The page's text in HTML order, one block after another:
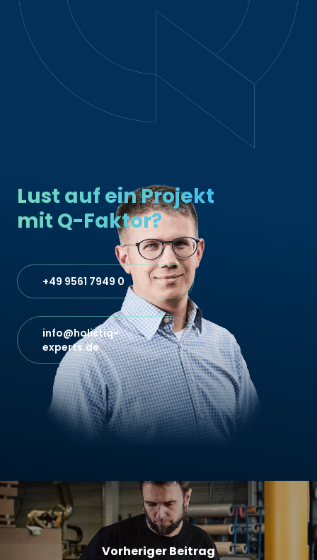
Lust auf ein Projekt
mit Q-Faktor?
+49 9561 7949 0‬
info@holistiq-
experts.de
Vorheriger Beitrag